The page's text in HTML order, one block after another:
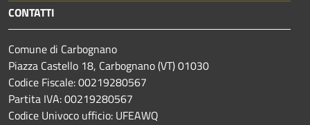
CONTATTI
Comune di Carbognano
Piazza Castello 18, Carbognano (VT) 01030
Codice Fiscale: 00219280567
Partita IVA: 00219280567
Codice Univoco ufficio: UFEAWQ